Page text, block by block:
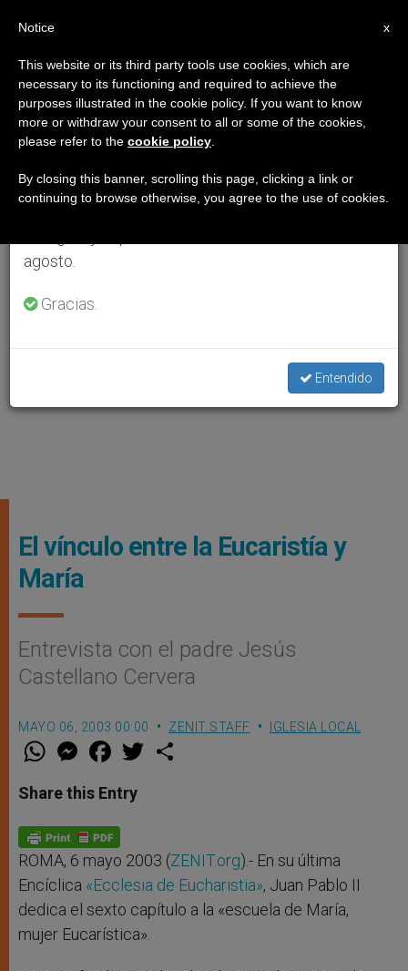
El vínculo entre la Eucaristía y
María
Entrevista con el padre Jesús
Castellano Cervera
MAYO 06, 2003 00:00 ZENIT STAFF IGLESIA LOCAL
W
t
s
p
p
M
e
s
e
g
e
r
F
a
e
b
o
k
w
Share this Entry
ROMA, 6 mayo 2003 (ZENIT.org).- En su última
Encíclica «Ecclesia de Eucharistia», Juan Pablo II
dedica el sexto capítulo a la «escuela de María,
mujer Eucarística».
×
Aviso importante
Del 27 de julio al 7 de agosto haremos la pausa
anual, aprovechando que en el periodo de verano
se generan menos informaciones y también el
agosto.
Gracias.
Entendido
x
Notice
This website or its third party tools use cookies, which are
necessary to its functioning and required to achieve the
purposes illustrated in the cookie policy. If you want to know
more or withdraw your consent to all or some of the cookies,
please refer to the cookie policy
By closing this banner, scrolling this page, clicking a link or
continuing to browse otherwise, you agree to the use of cookies.